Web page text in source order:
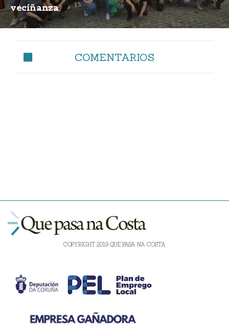
veciñanza
COMENTARIOS
COPYRIGHT 2019 QUE PASA NA COSTA